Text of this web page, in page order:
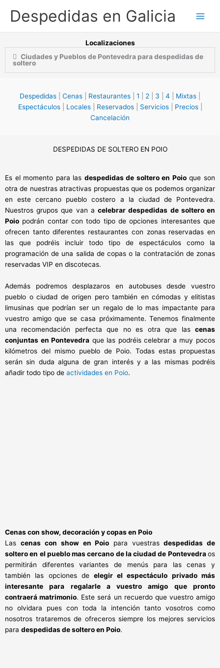
Despedidas en Galicia
Localizaciones
Ciudades y Pueblos de Pontevedra para despedidas de
soltero
Despedidas Cenas Restaurantes 1 2 3 4 Mixtas
Espectáculos| Locales| Reservados| Servicios| Precios|
Cancelación
DESPEDIDAS DE SOLTERO EN POIO
Es el momento para las despedidas de soltero en Poioque son
otra de nuestras atractivas propuestas que os podemos organizar
en este cercano pueblo costero a la ciudad de Pontevedra.
Nuestros grupos que van acelebrar despedidas de soltero en
Poio podrán contar con todo tipo de opciones interesantes que
ofrecen tanto diferentes restaurantes con zonas reservadas en
las que podréis incluir todo tipo de espectáculos como la
programación de una salida de copas o la contratación de zonas
reservadas VIP en discotecas.
Además podremos desplazaros en autobuses desde vuestro
pueblo o ciudad de origen pero también en cómodas y elitistas
limusinas que podrían ser un regalo de lo mas impactante para
vuestro amigo que se casa próximamente. Tenemos finalmente
una recomendación perfecta que no es otra que las cenas
conjuntas en Pontevedra que las podréis celebrar a muy pocos
kilómetros del mismo pueblo de Poio. Todas estas propuestas
serán sin duda alguna de gran interés y a las mismas podréis
añadir todo tipo de actividades en Poio.
Cenas con show, decoración ycopas en Poio
Las cenas con show en Poio para vuestras despedidas de
soltero en el pueblo mas cercano de la ciudad de Pontevedraos
permitirán diferentes variantes de menús para las cenas y
también las opciones de elegir el espectáculo privado más
interesante para regalarle a vuestro amigo que pronto
contraerá matrimonio. Este será un recuerdo que vuestro amigo
no olvidara pues con toda la intención tanto vosotros como
nosotros trataremos de ofreceros siempre los mejores servicios
para despedidas de soltero en Poio.